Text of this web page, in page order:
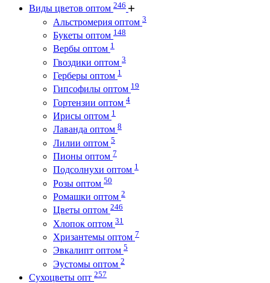
Виды цветов оптом 246
Альстромерия оптом 3
Букеты оптом 148
Вербы оптом 1
Гвоздики оптом 3
Герберы оптом 1
Гипсофилы оптом 19
Гортензии оптом 4
Ирисы оптом 1
Лаванда оптом 8
Лилии оптом 5
Пионы оптом 7
Подсолнухи оптом 1
Розы оптом 50
Ромашки оптом 2
Цветы оптом 246
Хлопок оптом 31
Хризантемы оптом 7
Эвкалипт оптом 5
Эустомы оптом 2
Сухоцветы опт 257